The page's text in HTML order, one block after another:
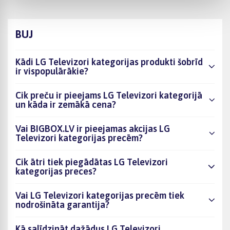
BUJ
Kādi LG Televizori kategorijas produkti šobrīd
ir vispopulārākie?
Cik preču ir pieejams LG Televizori kategorijā
un kāda ir zemākā cena?
Vai BIGBOX.LV ir pieejamas akcijas LG
Televizori kategorijas precēm?
Cik ātri tiek piegādātas LG Televizori
kategorijas preces?
Vai LG Televizori kategorijas precēm tiek
nodrošināta garantija?